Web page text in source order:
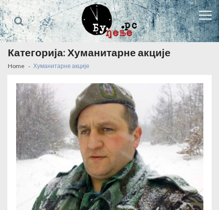
Skip
to
navigation
Skip
to
content
Категорија: Хуманитарне акције
Home Хуманитарне акције